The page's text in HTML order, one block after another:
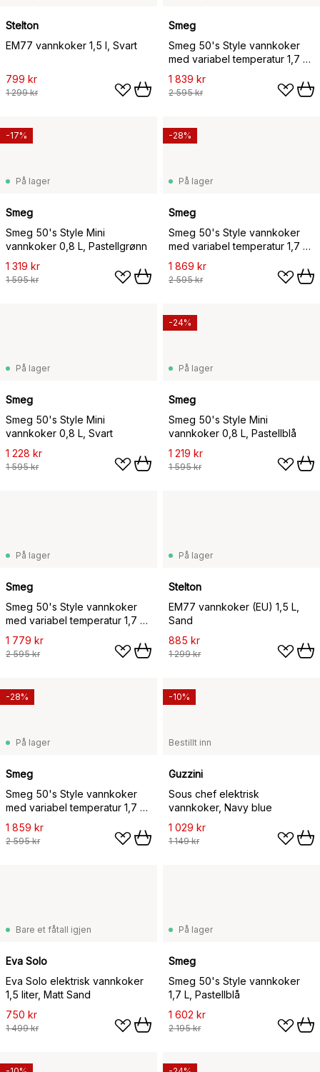
Stelton
EM77 vannkoker 1,5 l, Svart
799 kr
1 299 kr
Smeg
Smeg 50's Style vannkoker
med variabel temperatur 1,7 L,
Pastellgrønn
1 839 kr
2 595 kr
På lager
Smeg
Smeg 50's Style Mini
vannkoker 0,8 L, Pastellgrønn
1 319 kr
1 595 kr
-17%
På lager
Smeg
Smeg 50's Style vannkoker
med variabel temperatur 1,7 L,
Rosa
1 869 kr
2 595 kr
-28%
På lager
Smeg
Smeg 50's Style Mini
vannkoker 0,8 L, Svart
1 228 kr
1 595 kr
På lager
Smeg
Smeg 50's Style Mini
vannkoker 0,8 L, Pastellblå
1 219 kr
1 595 kr
-24%
På lager
Smeg
Smeg 50's Style vannkoker
med variabel temperatur 1,7 L,
Svart
1 779 kr
2 595 kr
På lager
Stelton
EM77 vannkoker (EU) 1,5 L,
Sand
885 kr
1 299 kr
På lager
Smeg
Smeg 50's Style vannkoker
med variabel temperatur 1,7 L,
Rød
1 859 kr
2 595 kr
-28%
Bestillt inn
Guzzini
Sous chef elektrisk
vannkoker, Navy blue
1 029 kr
1 149 kr
-10%
Bare et fåtall igjen
Eva Solo
Eva Solo elektrisk vannkoker
1,5 liter, Matt Sand
750 kr
1 499 kr
På lager
Smeg
Smeg 50's Style vannkoker
1,7 L, Pastellblå
1 602 kr
2 195 kr